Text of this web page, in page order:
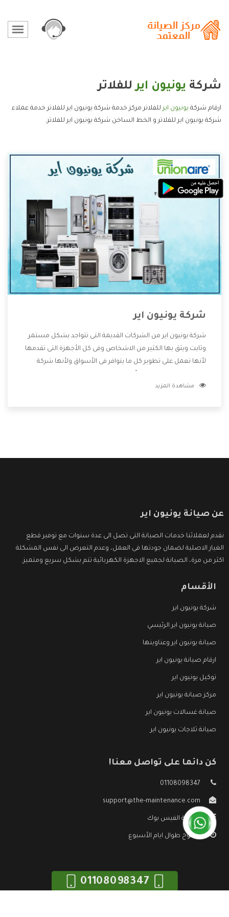
شركة يونيون ايرللفلاتر
ارقام شركة يونيون ايرللفلاتر مركز خدمة شركة يونيون اير للفلاتر خدمة عملاء
شركة يونيون اير للفلاتر و الخط الساخن شركة يونيون اير للفلاتر.
شركة يونيون اير
شركة يونيون اير من الشركات القديمة التى تتواجد بشكل مستمر
وثابت ويثق بها الكثير من الاشخاص وفى كل الأجهزة التى تقدمها
لأنها تعمل على تطوير كل ما يتوافر فى الأسواق ولأنها شركة
وتقدم للعملاء أقوى العروض والخصومات التى تسهل على
مشاهدة المزيد
عن صيانة يونيون اير
نقدم لعملائنا خدمات الصيانة التى تصل الى عدة سنوات مع توفير قطع
الغيار الاصلية لضمان جودتها فى العمل، وعدم التعرض الى نفس المشكلة
اكثر من مرة، الصيانة لجميع الاجهزة الكهربائية تتم بشكل سريع ومتميز.
الأقسام
شركة يونيون اير
صيانة يونيون اير الرئيسي
صيانة يونيون اير وعناوينها
ارقام صيانة يونيون اير
توكيل يونيون اير
مركز صيانة يونيون اير
صيانة غسالات يونيون اير
صيانة ثلاجات يونيون اير
كن دائما على تواصل معنا!
01108098347
support@the-maintenance.com
صفحة الفيس بوك
مفتوح طوال ايام الأسبوع
01108098347